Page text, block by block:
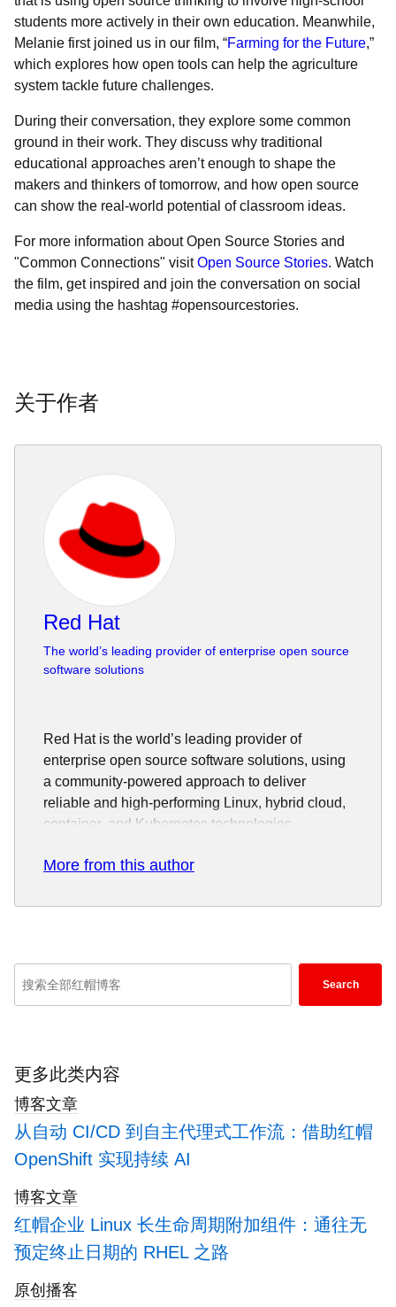
students more actively in their own education. Meanwhile,
Melanie first joined us in our film, “Farming for the Future,”
which explores how open tools can help the agriculture
system tackle future challenges.
During their conversation, they explore some common
ground in their work. They discuss why traditional
educational approaches aren’t enough to shape the
makers and thinkers of tomorrow, and how open source
can show the real-world potential of classroom ideas.
For more information about Open Source Stories and
"Common Connections" visitOpen Source Stories. Watch
the film, get inspired and join the conversation on social
media using the hashtag #opensourcestories.
关于作者
Red Hat
The world’s leading provider of enterprise open source
software solutions
Red Hat is the world’s leading provider of
enterprise open source software solutions, using
a community-powered approach to deliver
reliable and high-performing Linux, hybrid cloud,
container, and Kubernetes technologies.
Red Hat helps customers integrate new and
applications, standardize on our industry-leading
support, training, and consulting services make
Red Hat a trusted adviser to the Fortune 500. As
a strategic partner to cloud providers, system
organizations prepare for the digital future.
More from this author
Enter
search
blogs
Search
更多此类内容
博客文章
从自动 CI/CD 到自主代理式工作流：借助红帽
OpenShift 实现持续 AI
博客文章
红帽企业 Linux 长生命周期附加组件：通往无
预定终止日期的 RHEL 之路
原创播客